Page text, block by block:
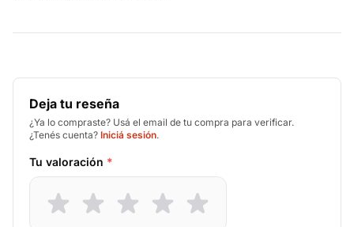
Deja tu reseña
¿Ya lo compraste? Usá el email de tu compra para verificar.
¿Tenés cuenta? Iniciá sesión.
Tu valoración *